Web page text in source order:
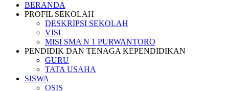
BERANDA
PROFIL SEKOLAH
DESKRIPSI SEKOLAH
VISI
MISI SMA N 1 PURWANTORO
PENDIDIK DAN TENAGA KEPENDIDIKAN
GURU
TATA USAHA
SISWA
OSIS